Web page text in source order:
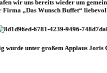
wir uns bereits wieder um
Firma „Das Wunsch Buffet“
wurde unter großem Applaus